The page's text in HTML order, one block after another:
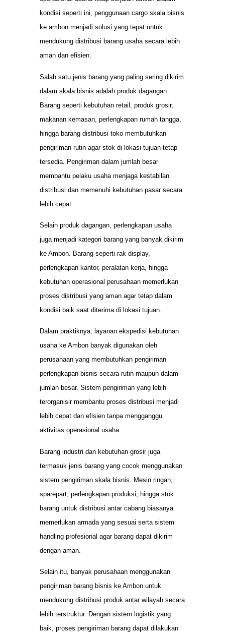
kondisi seperti ini, penggunaan cargo skala bisnis
ke ambon menjadi solusi yang tepat untuk
mendukung distribusi barang usaha secara lebih
aman dan efisien.
Salah satu jenis barang yang paling sering dikirim
dalam skala bisnis adalah produk dagangan.
Barang seperti kebutuhan retail, produk grosir,
makanan kemasan, perlengkapan rumah tangga,
hingga barang distribusi toko membutuhkan
pengiriman rutin agar stok di lokasi tujuan tetap
tersedia. Pengiriman dalam jumlah besar
membantu pelaku usaha menjaga kestabilan
distribusi dan memenuhi kebutuhan pasar secara
lebih cepat.
Selain produk dagangan, perlengkapan usaha
juga menjadi kategori barang yang banyak dikirim
ke Ambon. Barang seperti rak display,
perlengkapan kantor, peralatan kerja, hingga
kebutuhan operasional perusahaan memerlukan
proses distribusi yang aman agar tetap dalam
kondisi baik saat diterima di lokasi tujuan.
Dalam praktiknya, layanan ekspedisi kebutuhan
usaha ke Ambon banyak digunakan oleh
perusahaan yang membutuhkan pengiriman
perlengkapan bisnis secara rutin maupun dalam
jumlah besar. Sistem pengiriman yang lebih
terorganisir membantu proses distribusi menjadi
lebih cepat dan efisien tanpa mengganggu
aktivitas operasional usaha.
Barang industri dan kebutuhan grosir juga
termasuk jenis barang yang cocok menggunakan
sistem pengiriman skala bisnis. Mesin ringan,
sparepart, perlengkapan produksi, hingga stok
barang untuk distribusi antar cabang biasanya
memerlukan armada yang sesuai serta sistem
handling profesional agar barang dapat dikirim
dengan aman.
Selain itu, banyak perusahaan menggunakan
pengiriman barang bisnis ke Ambon untuk
mendukung distribusi produk antar wilayah secara
lebih terstruktur. Dengan sistem logistik yang
baik, proses pengiriman barang dapat dilakukan